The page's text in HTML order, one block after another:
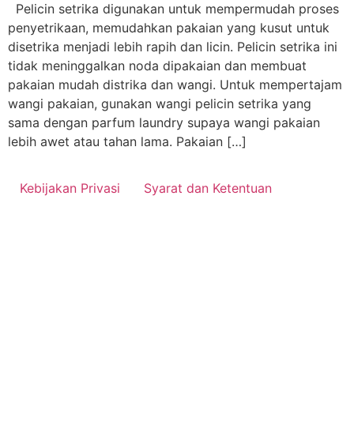
Pelicin setrika digunakan untuk mempermudah proses
penyetrikaan, memudahkan pakaian yang kusut untuk
disetrika menjadi lebih rapih dan licin. Pelicin setrika ini
tidak meninggalkan noda dipakaian dan membuat
pakaian mudah distrika dan wangi. Untuk mempertajam
wangi pakaian, gunakan wangi pelicin setrika yang
sama dengan parfum laundry supaya wangi pakaian
lebih awet atau tahan lama. Pakaian […]
Kebijakan Privasi Syarat dan Ketentuan